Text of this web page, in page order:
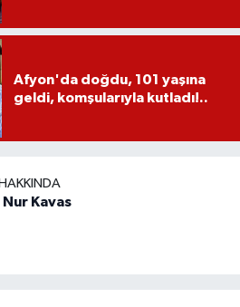
Afyon'da doğdu, 101 yaşına
geldi, komşularıyla kutladı!..
Nur Kavas